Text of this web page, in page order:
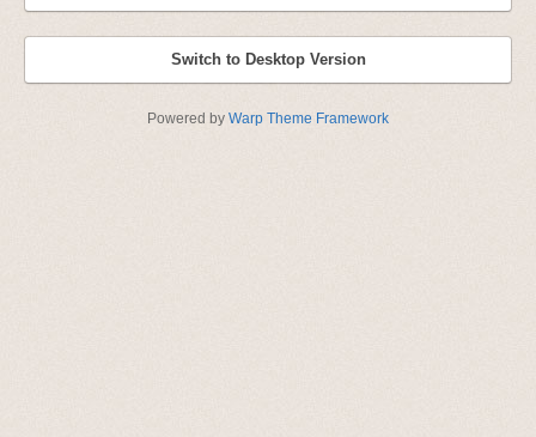
Switch to Desktop Version
Powered by Warp Theme Framework